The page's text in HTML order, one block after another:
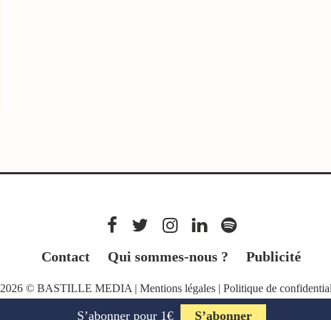
Contact Qui sommes-nous ? Publicité
2026 © BASTILLE MEDIA | Mentions légales| Politique de
S’abonner pour 1€ S’abonner